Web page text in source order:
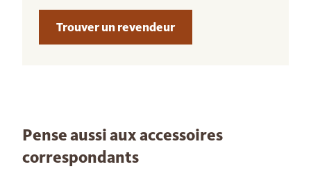
Trouver un revendeur
Pense aussi aux accessoires
correspondants